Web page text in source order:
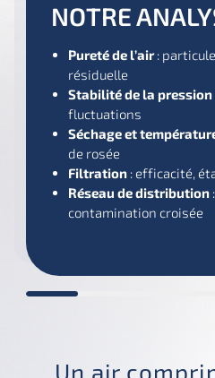
NOTRE
Pureté de l’air:
résiduelle
Stabilité de la pression
fluctuations
Séchage et
de rosée
Filtration : efficacité,
Réseau de distribution
contamination croisée
Un air